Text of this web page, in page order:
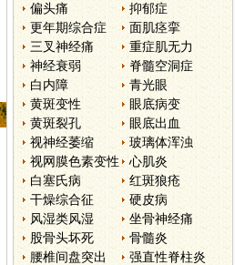
偏头痛
抑郁症
更年期综合症
面肌痉挛
三叉神经痛
重症肌无力
神经衰弱
脊髓空洞症
白内障
青光眼
黄斑变性
眼底病变
黄斑裂孔
眼底出血
视神经萎缩
玻璃体浑浊
视网膜色素变性
心肌炎
白塞氏病
红斑狼疮
干燥综合征
硬皮病
风湿类风湿
坐骨神经痛
股骨头坏死
骨髓炎
腰椎间盘突出
强直性脊柱炎